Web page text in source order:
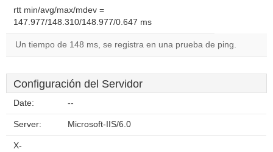
rtt min/avg/max/mdev =
147.977/148.310/148.977/0.647 ms
Un tiempo de 148 ms, se registra en una prueba de ping.
Configuración del Servidor
Date: --
Server: Microsoft-IIS/6.0
X-